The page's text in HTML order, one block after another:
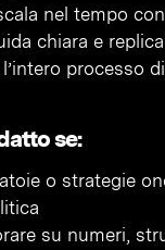
nel tempo
chiara e
processo
se:
o strategie
su numeri,